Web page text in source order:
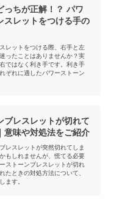
っちが正解！？ パワ
スレットをつける手の
レットをつける際、右手と左
ったことはありませんか？実
ではなく利き手です。利き手
ぞれに適したパワーストーン
ブレスレットが切れて
意味や対処法をご紹介
レスレットが突然切れてしま
もしれませんが、慌てる必要
ストーンブレスレットが切れ
たときの対処方法について、
ます。